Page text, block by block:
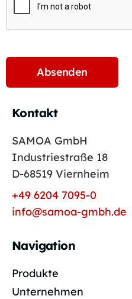
Kontakt
SAMOA GmbH
Industriestraße 18
D-68519 Viernheim
+49 6204 7095-0
info@samoa-gmbh.de
Navigation
Produkte
Unternehmen